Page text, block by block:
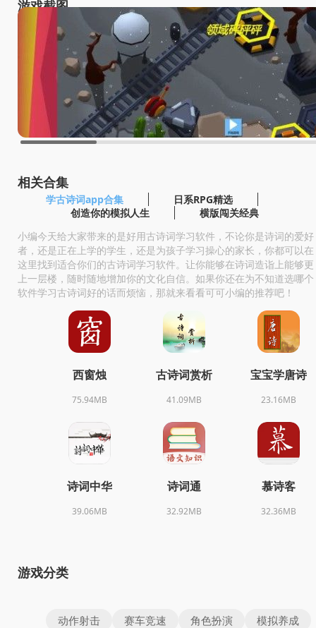
游戏截图
相关合集
学古诗词app合集
日系RPG精选
创造你的模拟人生
横版闯关经典
小编今天给大家带来的是好用古诗词学习软件，不论你是诗词的爱好
者，还是正在上学的学生，还是为孩子学习操心的家长，你都可以在
这里找到适合你们的古诗词学习软件。让你能够在诗词造诣上能够更
上一层楼，随时随地增加你的文化自信。如果你还在为不知道选哪个
软件学习古诗词好的话而烦恼，那就来看看可可小编的推荐吧！
西窗烛
75.94MB
古诗词赏析
41.09MB
宝宝学唐诗
23.16MB
诗词中华
39.06MB
诗词通
32.92MB
慕诗客
32.36MB
游戏分类
动作射击 赛车竞速 角色扮演
模拟养成